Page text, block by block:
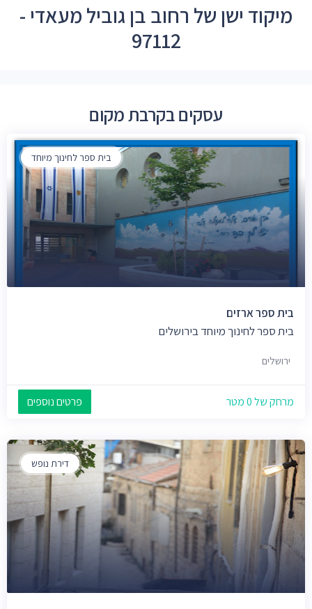
מיקוד ישן של רחוב בן גוביל מעאדי -
97112
עסקים בקרבת מקום
בית ספר לחינוך מיוחד
בית ספר ארזים
בית ספר לחינוך מיוחד בירושלים
ירושלים
מרחק של 0 מטר פרטים נוספים
דירת נופש